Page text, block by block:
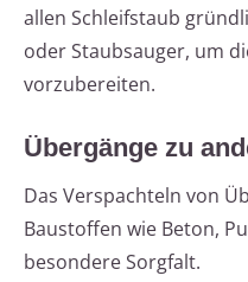
allen Schleifstaub
oder Staubsauger, um
vorzubereiten.
Übergänge zu
Das Verspachteln von
Baustoffen wie Beton,
besondere Sorgfalt.